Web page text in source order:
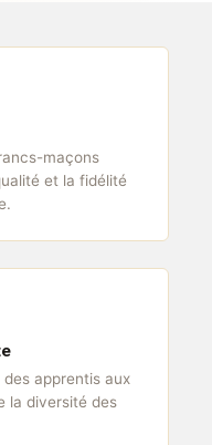
maçons
et la fidélité
apprentis aux
la diversité des